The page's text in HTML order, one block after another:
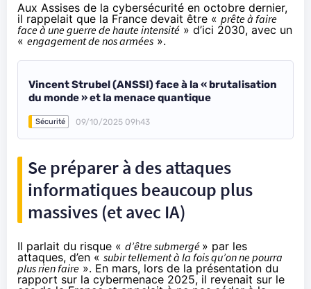
Aux Assises de la cybersécurité en octobre dernier,
il rappelait que la France devait être « prête à faire
face à une guerre de haute intensité » d’ici 2030, avec un
« engagement de nos armées ».
Vincent Strubel (ANSSI) face à la « brutalisation
du monde » et la menace quantique
Sécurité 09/10/2025 09h43
Se préparer à des attaques
informatiques beaucoup plus
massives (et avec IA)
Il parlait du risque « d’être submergé » par les
attaques, d’en « subir tellement à la fois qu’on ne pourra
plus rien faire ». En mars, lors de la présentation du
rapport sur la cybermenace 2025, il revenait sur le